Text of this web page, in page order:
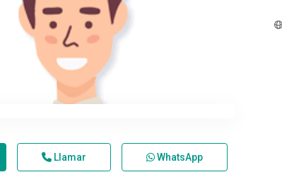
Llamar WhatsApp